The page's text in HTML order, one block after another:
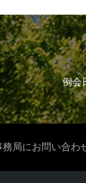
例会
局にお問い合わ